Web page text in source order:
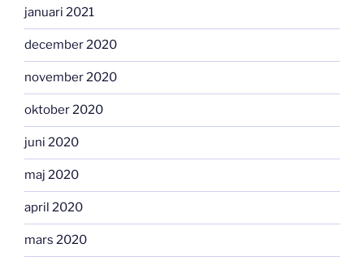
januari 2021
december 2020
november 2020
oktober 2020
juni 2020
maj 2020
april 2020
mars 2020